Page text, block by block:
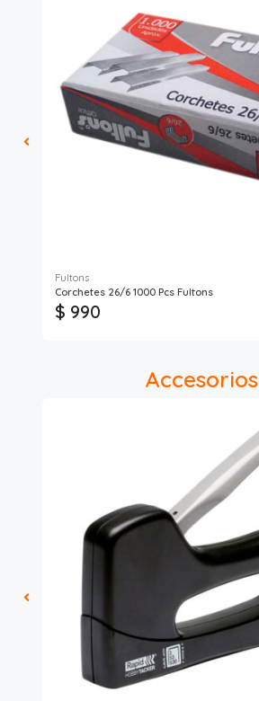
Fultons
Corchetes 26/6 1000 Pcs Fultons
$ 990
Accesorios